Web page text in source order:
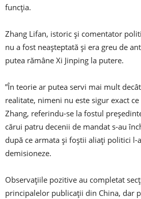
funcția.
Zhang Lifan, istoric și comentator
nu a fost neașteptată și era greu de
putea rămâne Xi Jinping la putere.
”În teorie ar putea servi mai mult
realitate, nimeni nu este sigur exact
Zhang, referindu-se la fostul
cărui patru decenii de mandat s-au
după ce armata și foștii aliați politici l-
demisioneze.
Observațiile pozitive au completat
principalelor publicații din China, dar